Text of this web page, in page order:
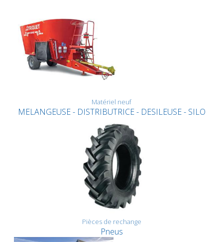
Matériel neuf
MELANGEUSE - DISTRIBUTRICE - DESILEUSE - SILO
Pièces de rechange
Pneus